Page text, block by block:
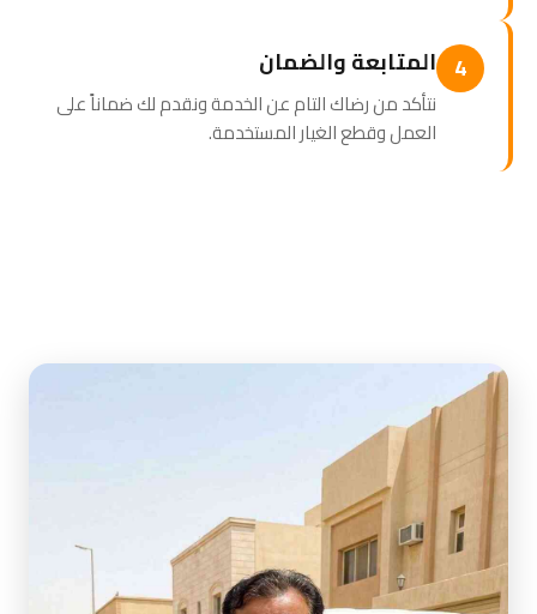
4 المتابعة والضمان
نتأكد من رضاك التام عن الخدمة ونقدم لك ضماناً على
العمل وقطع الغيار المستخدمة.